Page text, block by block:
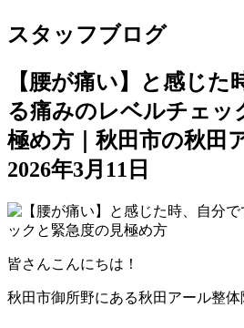
スタッフブログ
【腰が痛い】と感じた
る痛みのレベルチェッ
極め方｜秋田市の秋田
2026年3月11日
皆さんこんにちは！
秋田市御所野にある秋田アール整体